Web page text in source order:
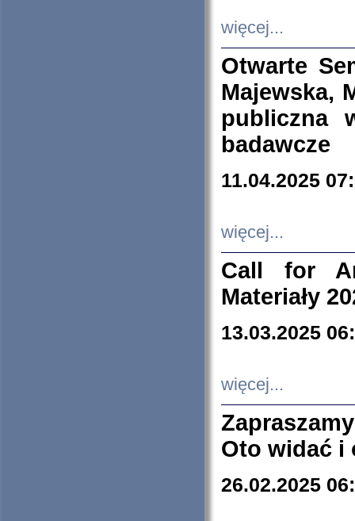
więcej...
Otwarte
Majewska,
publiczna
badawcze
11.04.2025
więcej...
Call for
Materiały
13.03.2025
więcej...
Oto widać i
26.02.2025